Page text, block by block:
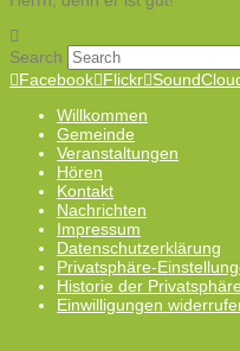
Search
Facebook Flickr
Willkommen
Gemeinde
Veranstaltungen
Hören
Kontakt
Nachrichten
Impressum
Datenschutzerklärung
Privatsphäre-
Historie der
Einwilligungen